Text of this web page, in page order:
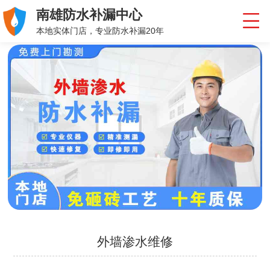
南雄防水补漏中心
本地实体门店，专业防水补漏20年
外墙渗水维修